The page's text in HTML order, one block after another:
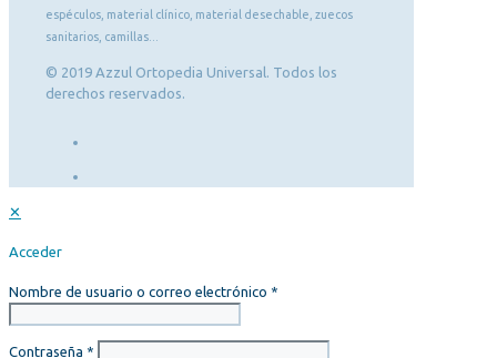
espéculos, material clínico, material desechable, zuecos
sanitarios, camillas...
© 2019 Azzul Ortopedia Universal. Todos los
derechos reservados.
✕
Acceder
Nombre de usuario o correo electrónico *
Contraseña *